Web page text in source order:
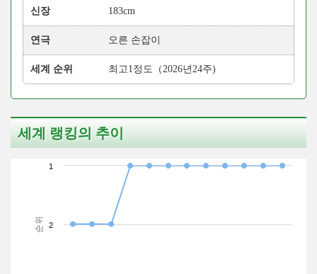
신장 183cm
연극 오른 손잡이
세계 순위 최고1정도（2026년24주)
세계 랭킹의 추이
순위
1
2